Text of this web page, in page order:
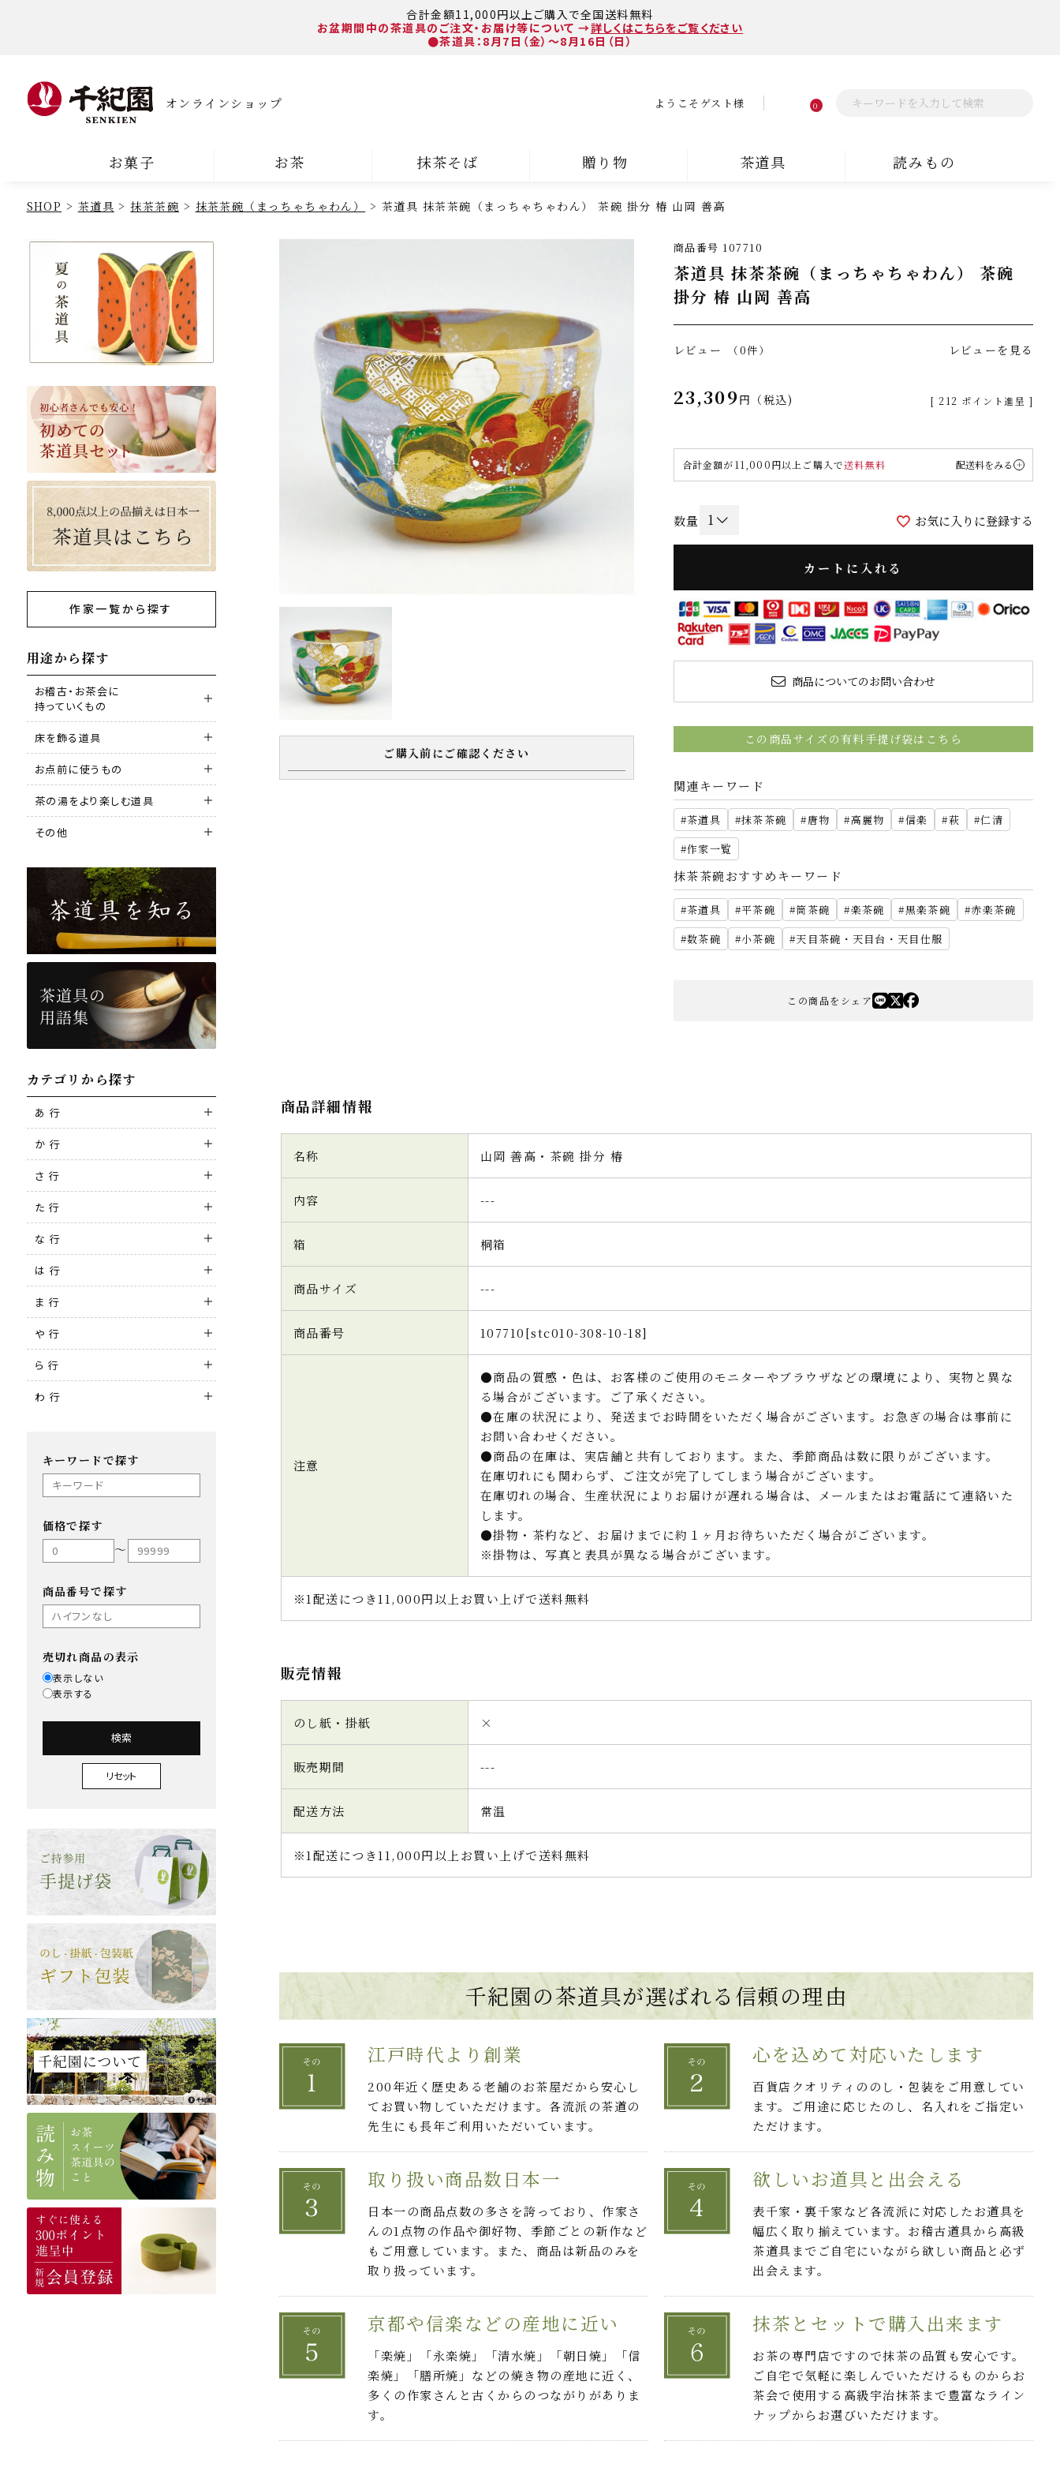
合計金額11,000円以上ご購入で全国送料無料
お盆期間中の茶道具のご注文・お届け等について →詳しくはこちらをご覧ください
●茶道具：8月7日（金）～8月16日（日）
オンラインショップ ようこそゲスト様 0
お菓子 お茶 抹茶そば 贈り物 茶道具 読みもの
SHOP 茶道具 抹茶茶碗 抹茶茶碗（まっちゃちゃわん） 茶道具 抹茶茶碗（まっちゃちゃわん） 茶碗 掛分 椿 山岡 善高
作家一覧から探す
用途から探す
お稽古・お茶会に
持っていくもの
床を飾る道具
お点前に使うもの
茶の湯をより楽しむ道具
その他
カテゴリから探す
あ 行
か 行
さ 行
た 行
な 行
は 行
ま 行
や 行
ら 行
わ 行
キーワードで探す
価格で探す
〜
商品番号で探す
売切れ商品の表示
表示しない
表示する
検索
リセット
ご購入前にご確認ください
商品番号 107710
茶道具 抹茶茶碗（まっちゃちゃわん） 茶碗
掛分 椿 山岡 善高
レビュー （0件） レビューを見る
23,309 税込 [ 212 ポイント進呈 ]
合計金額が11,000円以上ご購入で送料無料 配送料をみる
お気に入りに登録する
カートに入れる
商品についてのお問い合わせ
この商品サイズの有料手提げ袋はこちら
関連キーワード
茶道具 抹茶茶碗 唐物 高麗物 信楽 萩
仁清
作家一覧
抹茶茶碗おすすめキーワード
茶道具 平茶碗 筒茶碗 楽茶碗 黒楽茶碗
赤楽茶碗
数茶碗
小茶碗 天目茶碗・天目台・天目仕服
この商品をシェア
商品詳細情報
名称 山岡 善高・茶碗 掛分 椿
内容 ---
箱 桐箱
商品サイズ ---
商品番号 107710[stc010-308-10-18]
注意
●商品の質感・色は、お客様のご使用のモニターやブラウザなどの環境により、実物と異な
る場合がございます。ご了承ください。
●在庫の状況により、発送までお時間をいただく場合がございます。お急ぎの場合は事前に
お問い合わせください。
●商品の在庫は、実店舗と共有しております。また、季節商品は数に限りがございます。
在庫切れにも関わらず、ご注文が完了してしまう場合がございます。
在庫切れの場合、生産状況によりお届けが遅れる場合は、メールまたはお電話にて連絡いた
します。
●掛物・茶杓など、お届けまでに約１ヶ月お待ちいただく場合がございます。
※掛物は、写真と表具が異なる場合がございます。
※1配送につき11,000円以上お買い上げで送料無料
販売情報
のし紙・掛紙 ×
販売期間 ---
配送方法 常温
※1配送につき11,000円以上お買い上げで送料無料
千紀園の茶道具が選ばれる 信頼の理由
江戸時代より創業
200年近く歴史ある老舗のお茶屋だから安心し
てお買い物していただけます。各流派の茶道の
先生にも長年ご利用いただいています。
心を込めて対応いたします
百貨店クオリティののし・包装をご用意してい
ます。ご用途に応じたのし、名入れをご指定い
ただけます。
取り扱い商品数日本一
日本一の商品点数の多さを誇っており、作家さ
んの1点物の作品や御好物、季節ごとの新作など
もご用意しています。また、商品は新品のみを
取り扱っています。
欲しいお道具と出会える
表千家・裏千家など各流派に対応したお道具を
幅広く取り揃えています。お稽古道具から高級
茶道具までご自宅にいながら欲しい商品と必ず
出会えます。
京都や信楽などの産地に近い
「楽焼」「永楽焼」「清水焼」「朝日焼」「信
楽焼」「膳所焼」などの焼き物の産地に近く、
多くの作家さんと古くからのつながりがありま
す。
抹茶とセットで購入出来ます
お茶の専門店ですので抹茶の品質も安心です。
ご自宅で気軽に楽しんでいただけるものからお
茶会で使用する高級宇治抹茶まで豊富なライン
ナップからお選びいただけます。